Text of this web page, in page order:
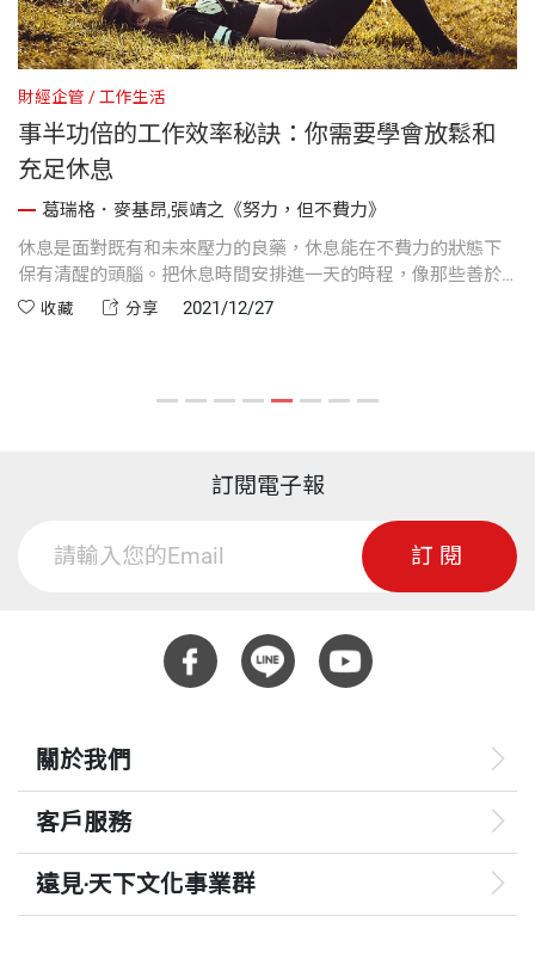
財經企管 工作生活
事半功倍的工作效率秘訣：你需要學會放鬆和
充足休息
葛瑞格．麥基昂,張靖之《努力，但不費力》
休息是面對既有和未來壓力的良藥，休息能在不費力的狀態下
保有清醒的頭腦。把休息時間安排進一天的時程，像那些善於
利用自己身體自然節奏的頂尖人士。
收藏 分享 2021/12/27
訂閱電子報
訂閱
關於我們
客戶服務
遠見‧天下文化事業群